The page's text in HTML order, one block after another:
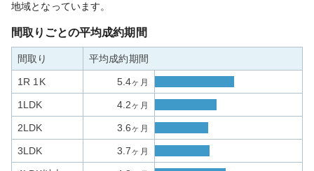
地域となっています。
間取りごとの平均成約期間
間取り 平均成約期間
1R 1K 5.4ヶ月
1LDK 4.2ヶ月
2LDK 3.6ヶ月
3LDK 3.7ヶ月